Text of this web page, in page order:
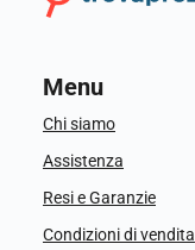
Menu
Chi siamo
Assistenza
Resi e Garanzie
Condizioni di vendita